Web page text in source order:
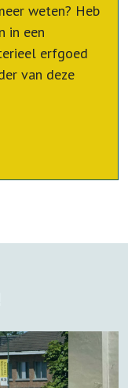
weten? Heb
in een
erfgoed
van deze